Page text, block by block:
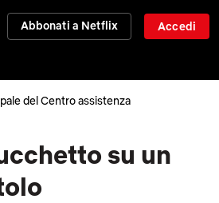
Abbonati a Netflix Accedi
del Centro assistenza
su un